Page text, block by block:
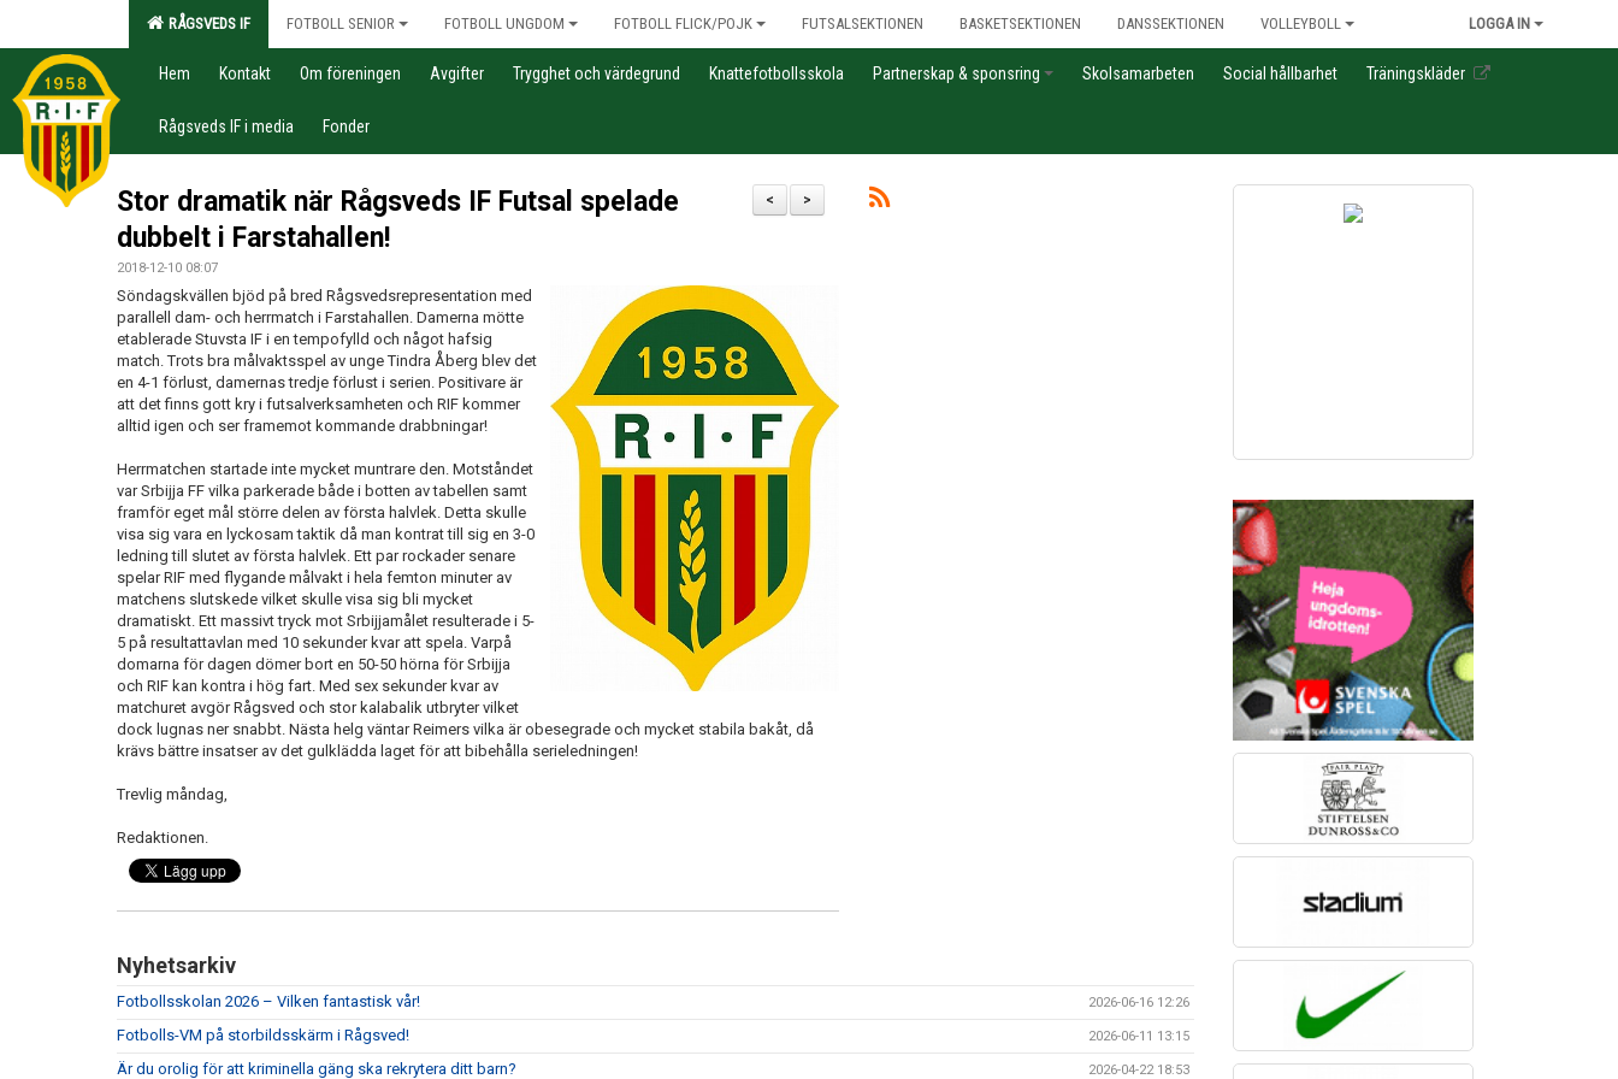
RÅGSVEDS IF FOTBOLL SENIOR FOTBOLL UNGDOM FOTBOLL FLICK/POJK FUTSALSEKTIONEN BASKETSEKTIONEN DANSSEKTIONEN VOLLEYBOLL LOGGA IN
Hem Kontakt Om föreningen Avgifter Trygghet och värdegrund Knattefotbollsskola Partnerskap & sponsring Skolsamarbeten Social hållbarhet Träningskläder
Rågsveds IF i media Fonder
>
<
Stor dramatik när Rågsveds IF Futsal spelade
dubbelt i Farstahallen!
2018-12-10 08:07
Söndagskvällen bjöd på bred Rågsvedsrepresentation med
parallell dam- och herrmatch i Farstahallen. Damerna mötte
etablerade Stuvsta IF i en tempofylld och något hafsig
match. Trots bra målvaktsspel av unge Tindra Åberg blev det
en 4-1 förlust, damernas tredje förlust i serien. Positivare är
att det finns gott kry i futsalverksamheten och RIF kommer
alltid igen och ser framemot kommande drabbningar!
Herrmatchen startade inte mycket muntrare den. Motståndet
var Srbijja FF vilka parkerade både i botten av tabellen samt
framför eget mål större delen av första halvlek. Detta skulle
visa sig vara en lyckosam taktik då man kontrat till sig en 3-0
ledning till slutet av första halvlek. Ett par rockader senare
spelar RIF med flygande målvakt i hela femton minuter av
matchens slutskede vilket skulle visa sig bli mycket
dramatiskt. Ett massivt tryck mot Srbijjamålet resulterade i 5-
5 på resultattavlan med 10 sekunder kvar att spela. Varpå
domarna för dagen dömer bort en 50-50 hörna för Srbijja
och RIF kan kontra i hög fart. Med sex sekunder kvar av
matchuret avgör Rågsved och stor kalabalik utbryter vilket
dock lugnas ner snabbt. Nästa helg väntar Reimers vilka är obesegrade och mycket stabila bakåt, då
krävs bättre insatser av det gulklädda laget för att bibehålla serieledningen!
Trevlig måndag,
Redaktionen.
Nyhetsarkiv
Fotbollsskolan 2026 – Vilken fantastisk vår! 2026-06-16 12:26
Fotbolls-VM på storbildsskärm i Rågsved! 2026-06-11 13:15
Är du orolig för att kriminella gäng ska rekrytera ditt barn? 2026-04-22 18:53